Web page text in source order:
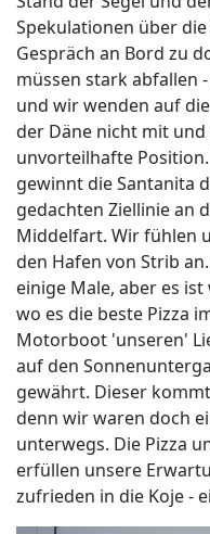
Spekulationen über
Gespräch an Bord zu
müssen stark abfallen
und wir wenden auf
der Däne nicht mit
unvorteilhafte
gewinnt die Santanita
gedachten Ziellinie an
Middelfart. Wir fühlen
den Hafen von Strib
einige Male, aber es
wo es die beste Pizza
Motorboot 'unseren'
auf den
gewährt. Dieser
denn wir waren doch
unterwegs. Die Pizza
erfüllen unsere
zufrieden in die Koje -